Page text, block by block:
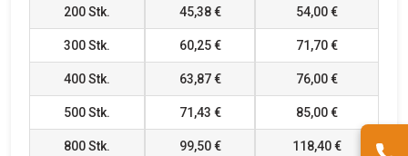
200Stk. 45,38 € 54,00 €
300Stk. 60,25 € 71,70 €
400Stk. 63,87 € 76,00 €
500Stk. 71,43 € 85,00 €
800Stk. 99,50 € 118,40 €